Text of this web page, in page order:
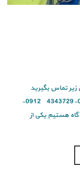
زیر تماس بگیرید
026-37423401 026-33411690 0935-4343729 0912-
آگاه هستیم یکی از